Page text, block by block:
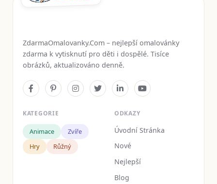
ZdarmaOmalovanky.Com – nejlepší omalovánky
zdarma k vytisknutí pro děti i dospělé. Tisíce
obrázků, aktualizováno denně.
KATEGORIE
Animace
Zvíře
Hry
Růžný
ODKAZY
Úvodní Stránka
Nové
Nejlepší
Blog